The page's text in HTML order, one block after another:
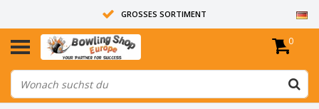
GROSSES SORTIMENT
14 TAGE RÜCKGABERECHT
ALLE BOWLINGKUGELN SIND UNGEBOHRT
0